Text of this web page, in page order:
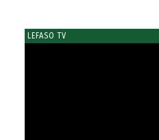
LEFASO TV